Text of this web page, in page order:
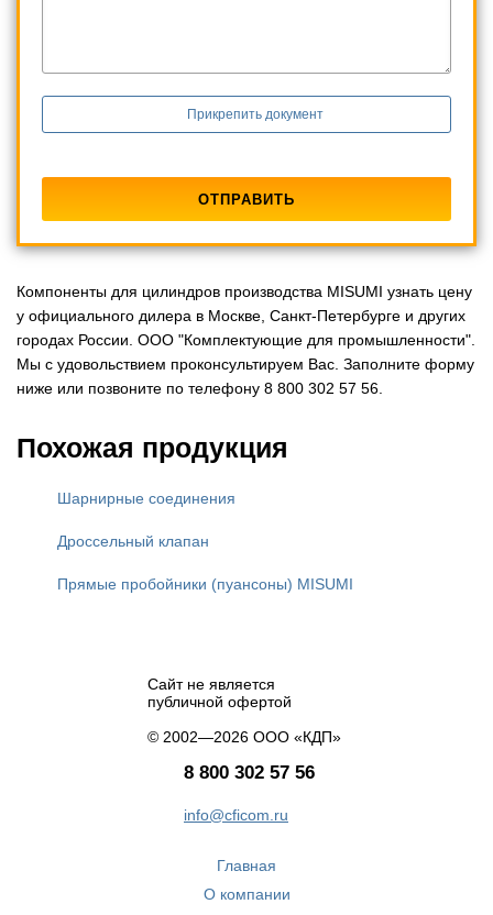
Прикрепить документ
Компоненты для цилиндров производства MISUMI узнать цену
у официального дилера в Москве, Санкт-Петербурге и других
городах России. ООО "Комплектующие для промышленности".
Мы с удовольствием проконсультируем Вас. Заполните форму
ниже или позвоните по телефону 8 800 302 57 56.
Похожая продукция
Шарнирные соединения
Дроссельный клапан
Прямые пробойники (пуансоны) MISUMI
Сайт не является
публичной офертой
© 2002—2026 ООО «КДП»
8 800 302 57 56
info@cficom.ru
Главная
О компании